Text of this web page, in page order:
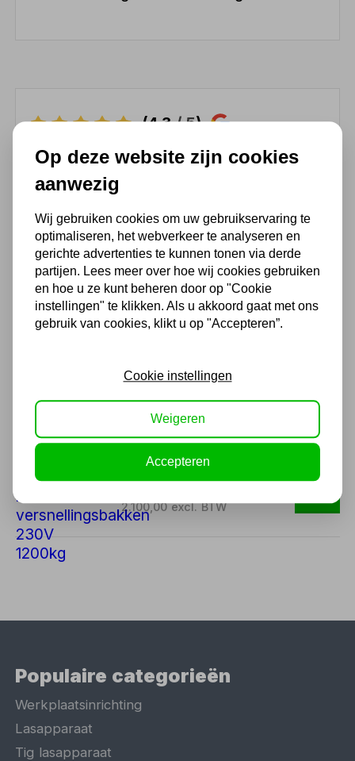
(4,3/ 5)
Chat met ons van 9:00 tot 21:00 !
Voor 16.00 u besteld, dezelfde dag
verzonden
(Technische) Vragen ? Bel ons +31
548 51 75 75
1.500 m2 winkel in Rijssen !
Twents familiebedrijf sinds 1992 !
Ook handig
Mobiele Schaarheftafel voor
accupakketten motoren en
versnellingsbakken 230V
2.541,00
2.100,00 excl. BTW
Populaire categorieën
Werkplaatsinrichting
Lasapparaat
Tig lasapparaat
Op deze website zijn cookies
aanwezig
Wij gebruiken cookies om uw gebruikservaring te
optimaliseren, het webverkeer te analyseren en
gerichte advertenties te kunnen tonen via derde
partijen. Lees meer over hoe wij cookies gebruiken
en hoe u ze kunt beheren door op "Cookie
instellingen" te klikken. Als u akkoord gaat met ons
gebruik van cookies, klikt u op "Accepteren”.
Cookie instellingen
Weigeren
Accepteren